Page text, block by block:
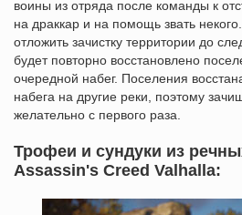
воины из отряда после команды к
на драккар и на помощь звать
отложить зачистку территории до
будет повторно восстановлено
очередной набег. Поселения
набега на другие реки, поэтому
желательно с первого раза.
Трофеи и сундуки из
Assassin's Creed Valhalla: